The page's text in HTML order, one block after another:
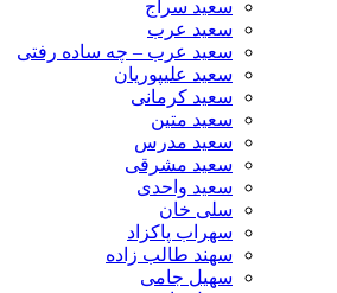
سعید سراج
سعید عرب
سعید عرب – چه ساده رفتی
سعید علیپوریان
سعید کرمانی
سعید متین
سعید مدرس
سعید مشرقی
سعید واحدی
سلی خان
سهراب پاکزاد
سهند طالب زاده
سهیل جامی